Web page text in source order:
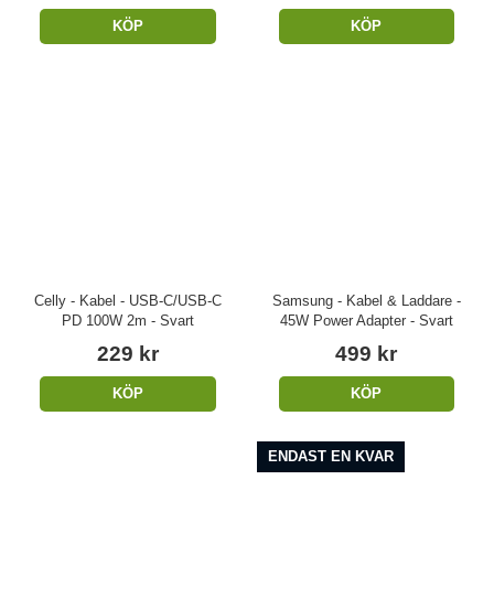
KÖP KÖP
Celly - Kabel - USB-C/USB-C
PD 100W 2m - Svart
229 kr
KÖP
Samsung - Kabel & Laddare -
45W Power Adapter - Svart
499 kr
KÖP
ENDAST EN KVAR